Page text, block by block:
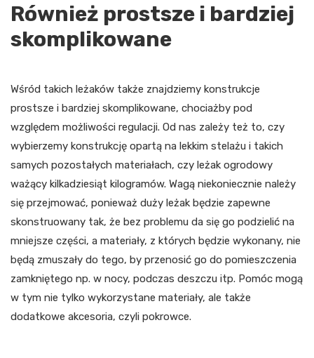
Również prostsze i bardziej
skomplikowane
Wśród takich leżaków także znajdziemy konstrukcje
prostsze i bardziej skomplikowane, chociażby pod
względem możliwości regulacji. Od nas zależy też to, czy
wybierzemy konstrukcję opartą na lekkim stelażu i takich
samych pozostałych materiałach, czy leżak ogrodowy
ważący kilkadziesiąt kilogramów. Wagą niekoniecznie należy
się przejmować, ponieważ duży leżak będzie zapewne
skonstruowany tak, że bez problemu da się go podzielić na
mniejsze części, a materiały, z których będzie wykonany, nie
będą zmuszały do tego, by przenosić go do pomieszczenia
zamkniętego np. w nocy, podczas deszczu itp. Pomóc mogą
w tym nie tylko wykorzystane materiały, ale także
dodatkowe akcesoria, czyli pokrowce.